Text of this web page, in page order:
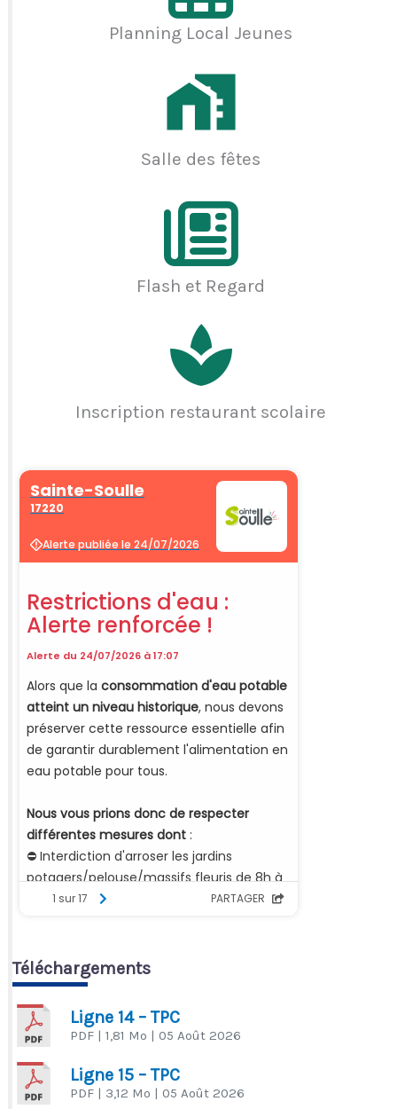
Planning Local Jeunes
Salle des fêtes
Flash et Regard
Inscription restaurant scolaire
Téléchargements
Ligne 14 – TPC
PDF | 1,81 Mo | 05 Août 2026
Ligne 15 – TPC
PDF | 3,12 Mo | 05 Août 2026